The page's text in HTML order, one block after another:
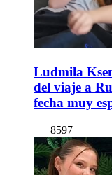
Ludmila
del viaje a
fecha muy
8597